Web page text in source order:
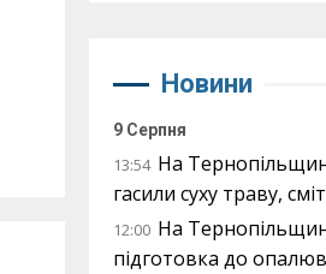
Новини
9 Серпня
13:54 На
гасили суху траву,
12:00 На
підготовка до